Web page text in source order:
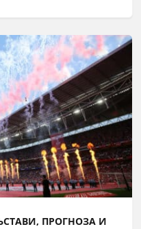
ПРОГНОЗА И